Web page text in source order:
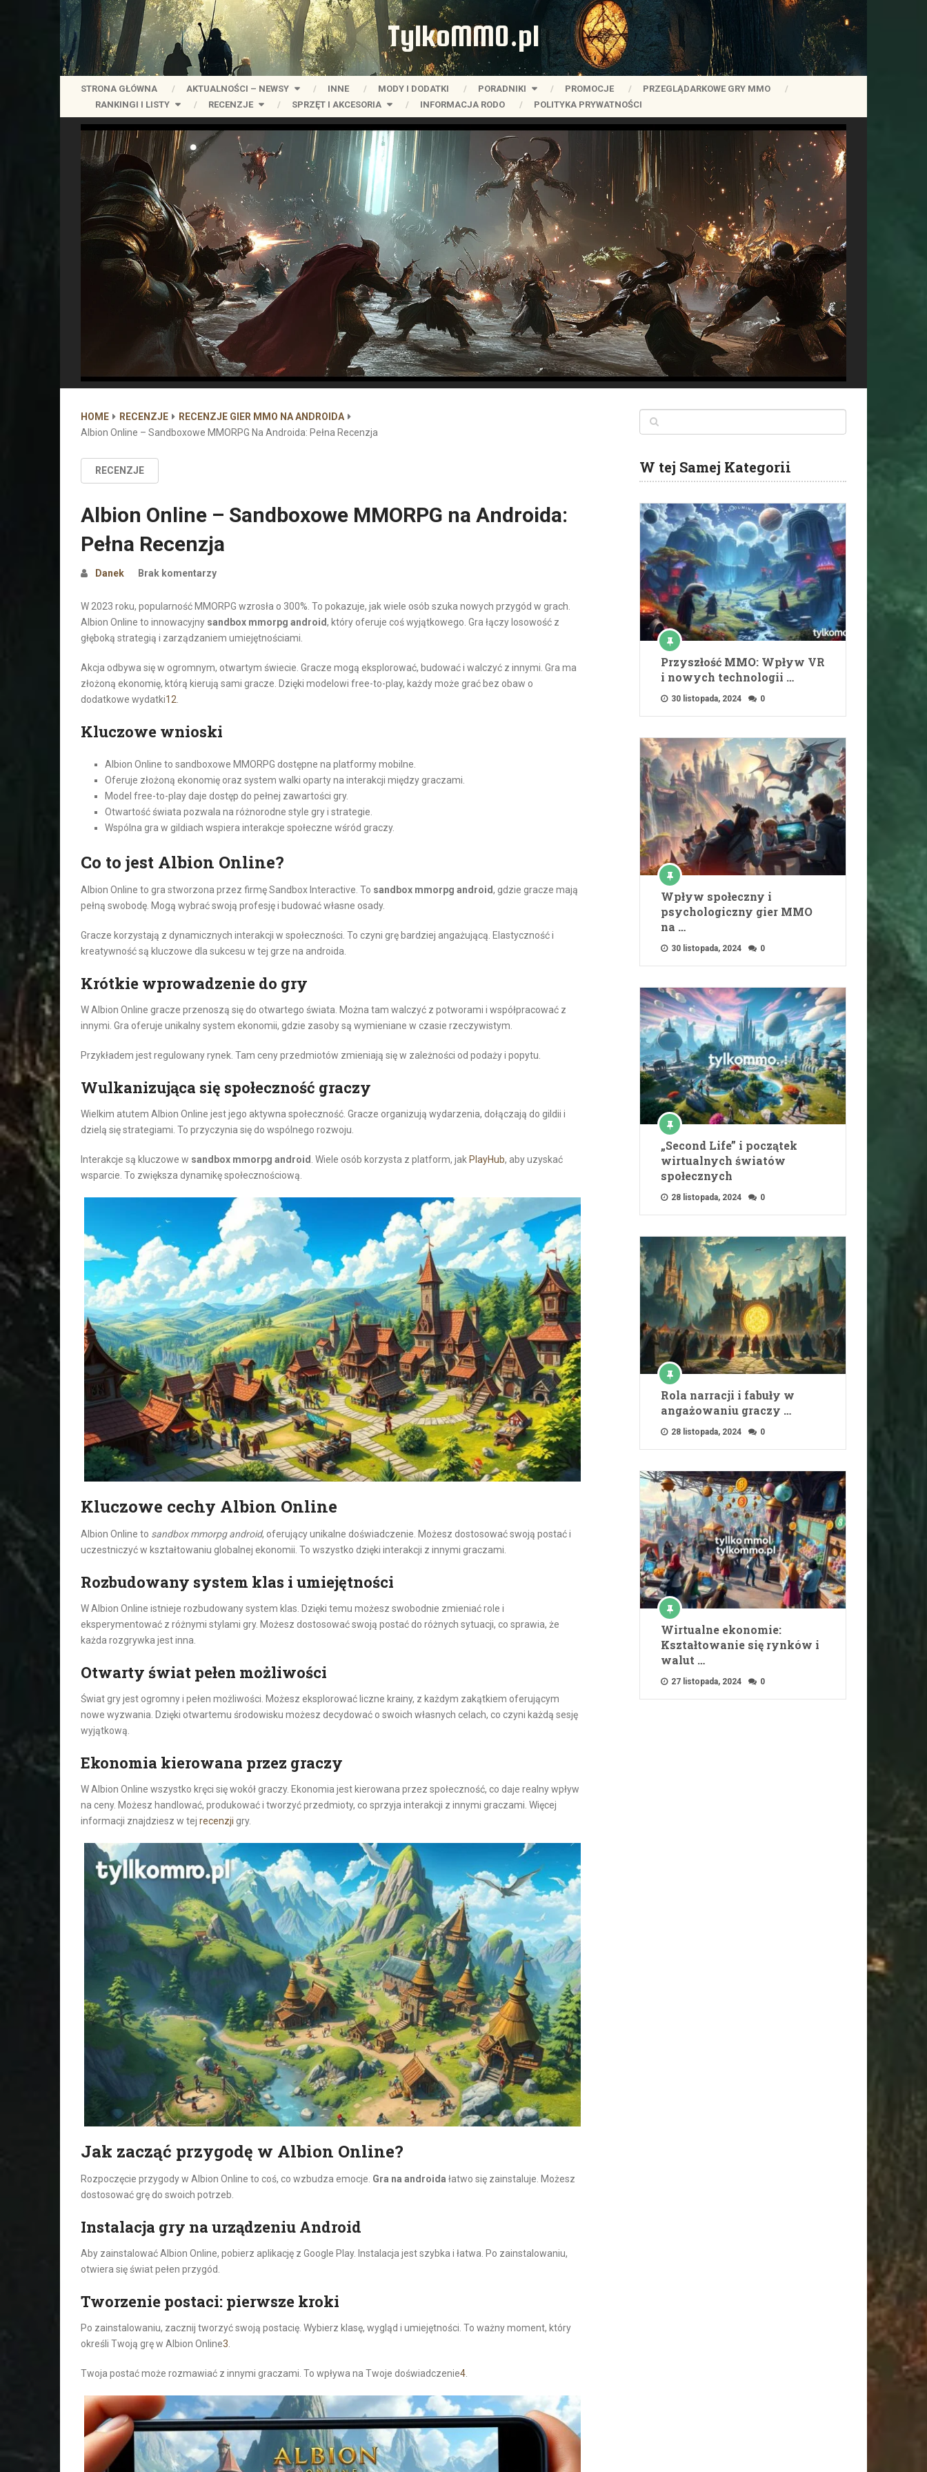
TylkoMMO.pl
STRONA GŁÓWNA AKTUALNOŚCI – NEWSY INNE MODY I DODATKI PORADNIKI PROMOCJE
PRZEGLĄDARKOWE GRY MMO
RANKINGI I LISTY
RECENZJE SPRZĘT I AKCESORIA INFORMACJA RODO POLITYKA PRYWATNOŚCI
HOME RECENZJE
RECENZJE GIER MMO NA ANDROIDA
Albion Online – Sandboxowe MMORPG Na Androida: Pełna Recenzja
RECENZJE
Albion Online – Sandboxowe MMORPG na Androida:
Pełna Recenzja
Danek Brak komentarzy
W 2023 roku, popularność MMORPG wzrosła o 300%. To pokazuje, jak wiele osób szuka nowych przygód w grach.
Albion Online to innowacyjny sandbox mmorpg android, który oferuje coś wyjątkowego. Gra łączy losowość z
głęboką strategią i zarządzaniem umiejętnościami.
Akcja odbywa się w ogromnym, otwartym świecie. Gracze mogą eksplorować, budować i walczyć z innymi. Gra ma
złożoną ekonomię, którą kierują sami gracze. Dzięki modelowi free-to-play, każdy może grać bez obaw o
dodatkowe wydatki12.
Kluczowe wnioski
Albion Online to sandboxowe MMORPG dostępne na platformy mobilne.
Oferuje złożoną ekonomię oraz system walki oparty na interakcji między graczami.
Model free-to-play daje dostęp do pełnej zawartości gry.
Otwartość świata pozwala na różnorodne style gry i strategie.
Wspólna gra w gildiach wspiera interakcje społeczne wśród graczy.
Co to jest Albion Online?
Albion Online to gra stworzona przez firmę Sandbox Interactive. To sandbox mmorpg android, gdzie gracze mają
pełną swobodę. Mogą wybrać swoją profesję i budować własne osady.
Gracze korzystają z dynamicznych interakcji w społeczności. To czyni grę bardziej angażującą. Elastyczność i
kreatywność są kluczowe dla sukcesu w tej grze na androida.
Krótkie wprowadzenie do gry
W Albion Online gracze przenoszą się do otwartego świata. Można tam walczyć z potworami i współpracować z
innymi. Gra oferuje unikalny system ekonomii, gdzie zasoby są wymieniane w czasie rzeczywistym.
Przykładem jest regulowany rynek. Tam ceny przedmiotów zmieniają się w zależności od podaży i popytu.
Wulkanizująca się społeczność graczy
Wielkim atutem Albion Online jest jego aktywna społeczność. Gracze organizują wydarzenia, dołączają do gildii i
dzielą się strategiami. To przyczynia się do wspólnego rozwoju.
Interakcje są kluczowe w sandbox mmorpg android . Wiele osób korzysta z platform, jak PlayHub, aby uzyskać
wsparcie. To zwiększa dynamikę społecznościową.
Kluczowe cechy Albion Online
Albion Online to sandbox mmorpg android, oferujący unikalne doświadczenie. Możesz dostosować swoją postać i
uczestniczyć w kształtowaniu globalnej ekonomii. To wszystko dzięki interakcji z innymi graczami.
Rozbudowany system klas i umiejętności
W Albion Online istnieje rozbudowany system klas. Dzięki temu możesz swobodnie zmieniać role i
eksperymentować z różnymi stylami gry. Możesz dostosować swoją postać do różnych sytuacji, co sprawia, że
każda rozgrywka jest inna.
Otwarty świat pełen możliwości
Świat gry jest ogromny i pełen możliwości. Możesz eksplorować liczne krainy, z każdym zakątkiem oferującym
nowe wyzwania. Dzięki otwartemu środowisku możesz decydować o swoich własnych celach, co czyni każdą sesję
wyjątkową.
Ekonomia kierowana przez graczy
W Albion Online wszystko kręci się wokół graczy. Ekonomia jest kierowana przez społeczność, co daje realny wpływ
na ceny. Możesz handlować, produkować i tworzyć przedmioty, co sprzyja interakcji z innymi graczami. Więcej
informacji znajdziesz w tej recenzji gry.
Jak zacząć przygodę w Albion Online?
Rozpoczęcie przygody w Albion Online to coś, co wzbudza emocje. Gra na androida łatwo się zainstaluje. Możesz
dostosować grę do swoich potrzeb.
Instalacja gry na urządzeniu Android
Aby zainstalować Albion Online, pobierz aplikację z Google Play. Instalacja jest szybka i łatwa. Po zainstalowaniu,
otwiera się świat pełen przygód.
Tworzenie postaci: pierwsze kroki
Po zainstalowaniu, zacznij tworzyć swoją postacię. Wybierz klasę, wygląd i umiejętności. To ważny moment, który
określi Twoją grę w Albion Online3.
Twoja postać może rozmawiać z innymi graczami. To wpływa na Twoje doświadczenie4.
W tej Samej Kategorii
Przyszłość MMO: Wpływ VR
i nowych technologii …
30 listopada, 2024 0
Wpływ społeczny i
psychologiczny gier MMO
na …
30 listopada, 2024 0
„Second Life” i początek
wirtualnych światów
społecznych
28 listopada, 2024 0
Rola narracji i fabuły w
angażowaniu graczy …
28 listopada, 2024 0
Wirtualne ekonomie:
Kształtowanie się rynków i
walut …
27 listopada, 2024 0